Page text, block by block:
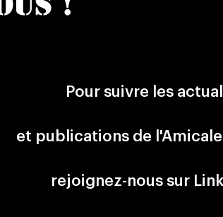
Pour suivre les
et publications de l'Amicale
rejoignez-nous sur